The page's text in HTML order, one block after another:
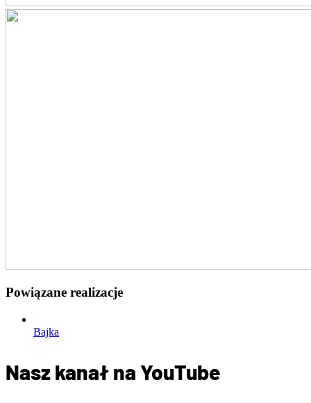
Powiązane realizacje
Bajka
Nasz kanał na YouTube